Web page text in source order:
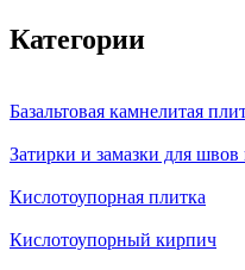
Категории
Базальтовая камнелитая
Затирки и замазки для швов
Кислотоупорная плитка
Кислотоупорный кирпич